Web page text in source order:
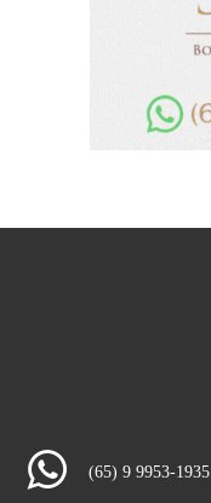
(65) 9 9953-1935